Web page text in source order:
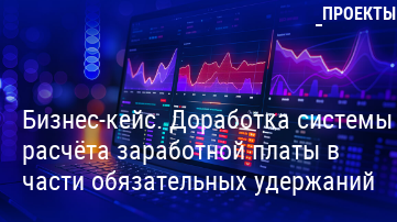
ПРОЕКТЫ
Бизнес-кейс. Доработка системы
расчёта заработной платы в
части обязательных удержаний